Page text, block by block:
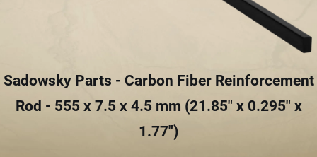
Sadowsky Parts - Carbon Fiber Reinforcement
Rod - 555 x 7.5 x 4.5 mm (21.85" x 0.295" x
1.77")